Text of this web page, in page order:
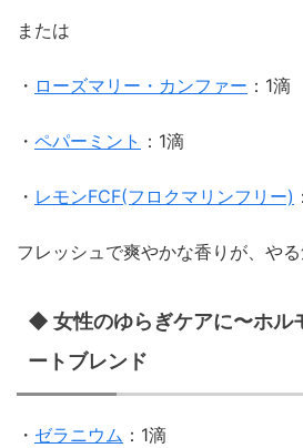
または
・ ローズマリー・カンファー ：1滴
・ ペパーミント ：1滴
・ レモンFCF(フロクマリンフリー)
フレッシュで爽やかな香りが、やる
◆ 女性のゆらぎケアに〜ホル
ートブレンド
・ ゼラニウム ：1滴